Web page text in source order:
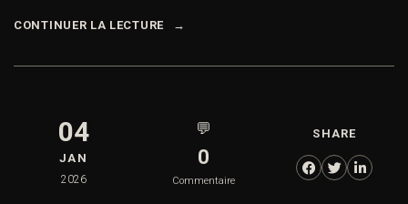
CONTINUER LA LECTURE
04
JAN
2026
💬
0
Commentaire
SHARE